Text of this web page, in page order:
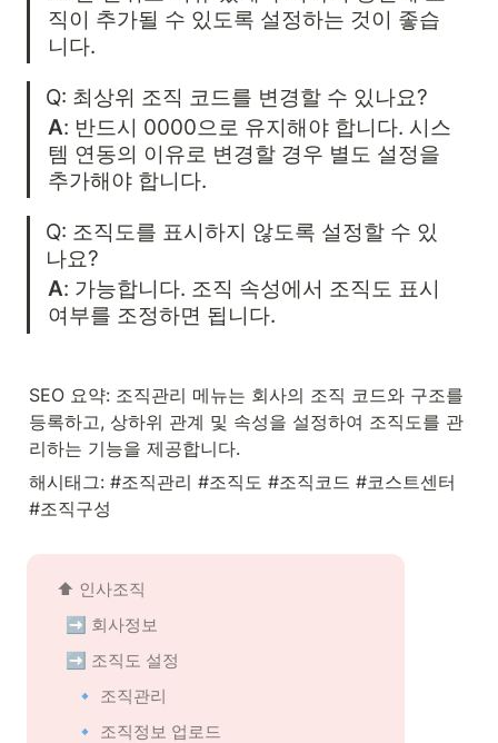
직이 추가될 수 있도록 설정하는 것이 좋습
니다.
Q: 최상위 조직 코드를 변경할 수 있나요?
A: 반드시 0000으로 유지해야 합니다. 시스
템 연동의 이유로 변경할 경우 별도 설정을
추가해야 합니다.
Q: 조직도를 표시하지 않도록 설정할 수 있
나요?
A: 가능합니다. 조직 속성에서 조직도 표시
여부를 조정하면 됩니다.
SEO 요약: 조직관리 메뉴는 회사의 조직 코드와 구조를
등록하고, 상하위 관계 및 속성을 설정하여 조직도를 관
리하는 기능을 제공합니다.
해시태그: #조직관리 #조직도 #조직코드 #코스트센터
#조직구성
⬆️ 인사조직
➡️ 회사정보
➡️ 조직도 설정
🔹 조직관리
🔹 조직정보 업로드